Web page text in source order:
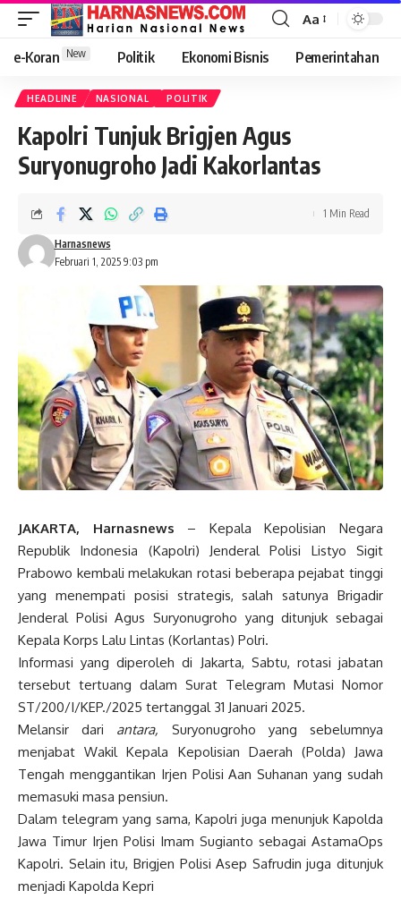
Aa
e-Koran New Politik Ekonomi Bisnis Pemerintahan
HEADLINE NASIONAL POLITIK
Kapolri Tunjuk Brigjen Agus
Suryonugroho Jadi Kakorlantas
Februari 1, 2025 9:03 pm
Harnasnews
1 Min Read
JAKARTA, Harnasnews – Kepala Kepolisian Negara
Republik Indonesia (Kapolri) Jenderal Polisi Listyo Sigit
Prabowo kembali melakukan rotasi beberapa pejabat tinggi
yang menempati posisi strategis, salah satunya Brigadir
Jenderal Polisi Agus Suryonugroho yang ditunjuk sebagai
Kepala Korps Lalu Lintas (Korlantas) Polri.
Informasi yang diperoleh di Jakarta, Sabtu, rotasi jabatan
tersebut tertuang dalam Surat Telegram Mutasi Nomor
ST/200/I/KEP./2025 tertanggal 31 Januari 2025.
Melansir dari antara, Suryonugroho yang sebelumnya
menjabat Wakil Kepala Kepolisian Daerah (Polda) Jawa
Tengah menggantikan Irjen Polisi Aan Suhanan yang sudah
memasuki masa pensiun.
Dalam telegram yang sama, Kapolri juga menunjuk Kapolda
Jawa Timur Irjen Polisi Imam Sugianto sebagai AstamaOps
Kapolri. Selain itu, Brigjen Polisi Asep Safrudin juga ditunjuk
menjadi Kapolda Kepri